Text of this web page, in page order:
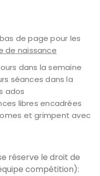
de page pour les
de naissance
dans la semaine
séances dans la
ados
libres encadrées
et grimpent avec
réserve le droit de
compétition):